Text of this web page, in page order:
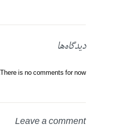
دیدگاه‌ها
There is no comments for now.
Leave a comment